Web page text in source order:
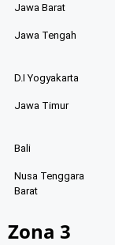
Jawa Barat
Jawa Tengah
D.I Yogyakarta
Jawa Timur
Bali
Nusa Tenggara
Barat
Zona 3